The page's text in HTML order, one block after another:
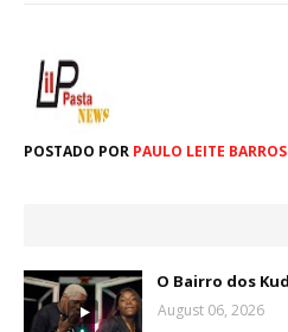
POSTADO POR PAULO LEITE
O Bairro dos
August 06, 2026